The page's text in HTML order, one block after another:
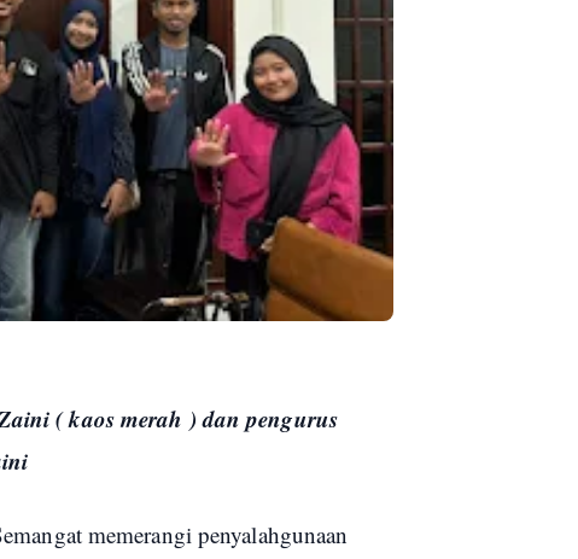
( kaos merah ) dan pengurus
memerangi penyalahgunaan